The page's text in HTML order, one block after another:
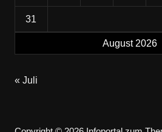
August 2026
31
« Juli